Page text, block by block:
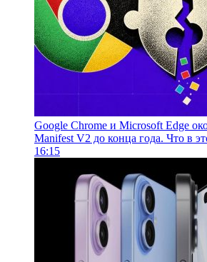
Google Chrome и Microsoft Edge
Manifest V2 до конца года. Что в
16:15